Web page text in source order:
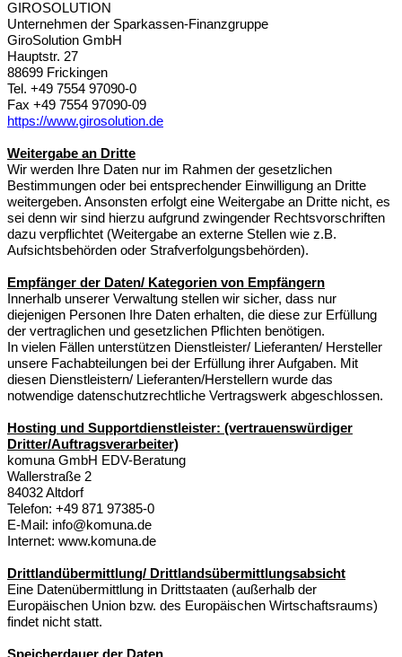
GIROSOLUTION
Unternehmen der Sparkassen-Finanzgruppe
GiroSolution GmbH
Hauptstr. 27
88699 Frickingen
Tel. +49 7554 97090-0
Fax +49 7554 97090-09
https://www.girosolution.de
Weitergabe an Dritte
Wir werden Ihre Daten nur im Rahmen der gesetzlichen
Bestimmungen oder bei entsprechender Einwilligung an Dritte
weitergeben. Ansonsten erfolgt eine Weitergabe an Dritte nicht, es
sei denn wir sind hierzu aufgrund zwingender Rechtsvorschriften
dazu verpflichtet (Weitergabe an externe Stellen wie z.B.
Aufsichtsbehörden oder Strafverfolgungsbehörden).
Empfänger der Daten/ Kategorien von Empfängern
Innerhalb unserer Verwaltung stellen wir sicher, dass nur
diejenigen Personen Ihre Daten erhalten, die diese zur Erfüllung
der vertraglichen und gesetzlichen Pflichten benötigen.
In vielen Fällen unterstützen Dienstleister/ Lieferanten/ Hersteller
unsere Fachabteilungen bei der Erfüllung ihrer Aufgaben. Mit
diesen Dienstleistern/ Lieferanten/Herstellern wurde das
notwendige datenschutzrechtliche Vertragswerk abgeschlossen.
Hosting und Supportdienstleister: (vertrauenswürdiger
Dritter/Auftragsverarbeiter)
komuna GmbH EDV-Beratung
Wallerstraße 2
84032 Altdorf
Telefon: +49 871 97385-0
E-Mail: info@komuna.de
Internet: www.komuna.de
Drittlandübermittlung/ Drittlandsübermittlungsabsicht
Eine Datenübermittlung in Drittstaaten (außerhalb der
Europäischen Union bzw. des Europäischen Wirtschaftsraums)
findet nicht statt.